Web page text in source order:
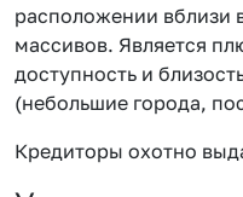
расположении вблизи
массивов. Является
доступность и
(небольшие города,
Кредиторы охотно